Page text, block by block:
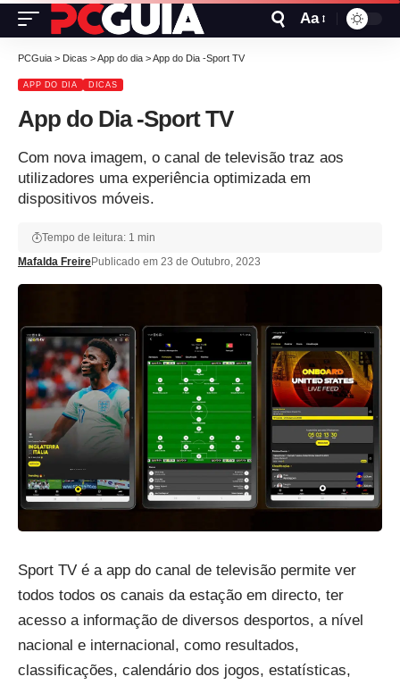
Aa
PCGuia > Dicas >App do dia >App do Dia -Sport TV
APP DO DIA DICAS
App do Dia -Sport TV
Com nova imagem, o canal de televisão traz aos
utilizadores uma experiência optimizada em
dispositivos móveis.
Mafalda FreirePublicado em 23 de Outubro, 2023
Tempo de leitura: 1 min
Sport TV é a app do canal de televisão permite ver
todos todos os canais da estação em directo, ter
acesso a informação de diversos desportos, a nível
nacional e internacional, como resultados,
classificações, calendário dos jogos, estatísticas,